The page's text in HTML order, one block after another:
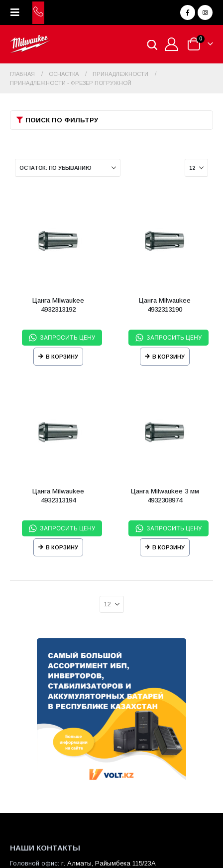
0
ГЛАВНАЯ ОСНАСТКА
ПРИНАДЛЕЖНОСТИ
ПРИНАДЛЕЖНОСТИ - ФРЕЗЕР ПОГРУЖНОЙ
ПОИСК ПО ФИЛЬТРУ
Цанга Milwaukee
4932313192
ЗАПРОСИТЬ ЦЕНУ
В КОРЗИНУ
Цанга Milwaukee
4932313190
ЗАПРОСИТЬ ЦЕНУ
В КОРЗИНУ
Цанга Milwaukee
4932313194
ЗАПРОСИТЬ ЦЕНУ
В КОРЗИНУ
Цанга Milwaukee 3 мм
4932308974
ЗАПРОСИТЬ ЦЕНУ
В КОРЗИНУ
НАШИ КОНТАКТЫ
Головной офис: г. Алматы, Райымбека 115/23A